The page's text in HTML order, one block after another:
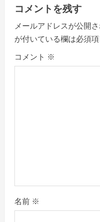
i
g
a
コメントを残す
メールアドレスが公開
が付いている欄は必須
コメント ※
名前 ※